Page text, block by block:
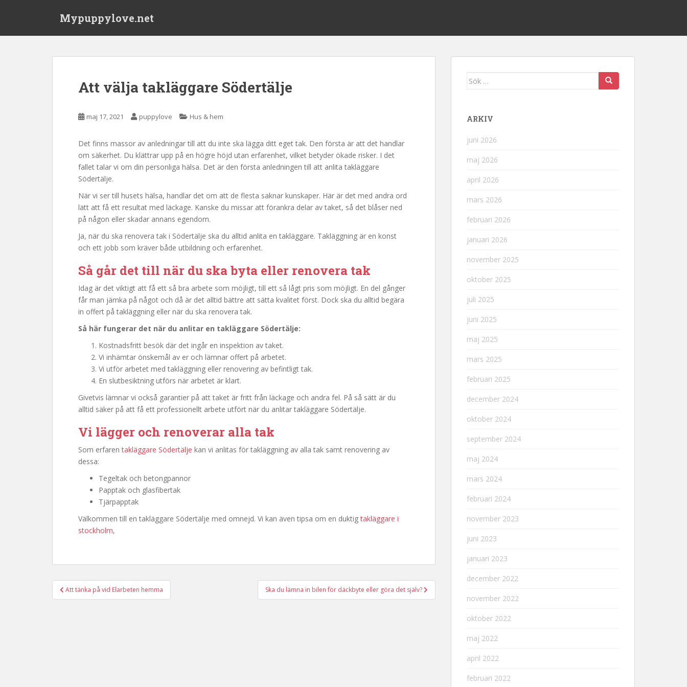
Mypuppylove.net
Att välja takläggare Södertälje
maj 17, 2021 puppylove Hus & hem
Det finns massor av anledningar till att du inte ska lägga ditt eget tak. Den första är att det handlar
om säkerhet. Du klättrar upp på en högre höjd utan erfarenhet, vilket betyder ökade risker. I det
fallet talar vi om din personliga hälsa. Det är den första anledningen till att anlita takläggare
Södertälje.
När vi ser till husets hälsa, handlar det om att de flesta saknar kunskaper. Här är det med andra ord
lätt att få ett resultat med läckage. Kanske du missar att förankra delar av taket, så det blåser ned
på någon eller skadar annans egendom.
Ja, när du ska renovera tak i Södertälje ska du alltid anlita en takläggare. Takläggning är en konst
och ett jobb som kräver både utbildning och erfarenhet.
Så går det till när du ska byta eller renovera tak
Idag är det viktigt att få ett så bra arbete som möjligt, till ett så lågt pris som möjligt. En del gånger
får man jämka på något och då är det alltid bättre att sätta kvalitet först. Dock ska du alltid begära
in offert på takläggning eller när du ska renovera tak.
Så här fungerar det när du anlitar en takläggare Södertälje:
Kostnadsfritt besök där det ingår en inspektion av taket.
Vi inhämtar önskemål av er och lämnar offert på arbetet.
Vi utför arbetet med takläggning eller renovering av befintligt tak.
En slutbesiktning utförs när arbetet är klart.
Givetvis lämnar vi också garantier på att taket är fritt från läckage och andra fel. På så sätt är du
alltid säker på att få ett professionellt arbete utfört när du anlitar takläggare Södertälje.
Vi lägger och renoverar alla tak
Som erfarentakläggare Södertälje kan vi anlitas för takläggning av alla tak samt renovering av
dessa:
Tegeltak och betongpannor
Papptak och glasfibertak
Tjärpapptak
Välkommen till en takläggare Södertälje med omnejd. Vi kan även tipsa om en duktigtakläggare i
stockholm,
Inläggsnavigering
Att tänka på vid Elarbeten hemma Ska du lämna in bilen för däckbyte eller göra det själv?
Sök
ARKIV
juni 2026
maj 2026
april 2026
mars 2026
februari 2026
januari 2026
november 2025
oktober 2025
juli 2025
juni 2025
maj 2025
mars 2025
februari 2025
december 2024
oktober 2024
september 2024
maj 2024
mars 2024
februari 2024
november 2023
juni 2023
januari 2023
december 2022
november 2022
oktober 2022
maj 2022
april 2022
februari 2022